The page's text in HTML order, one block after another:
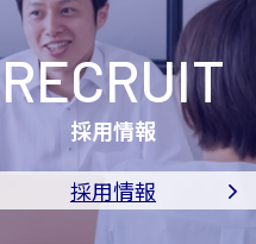
RECRUIT
採用情報
採用情報